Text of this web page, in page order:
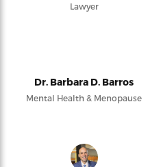
Lawyer
Dr. Barbara D. Barros
Mental Health & Menopause